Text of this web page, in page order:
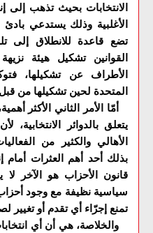
الانتخابات بحيث تذهب إلى
الأغلبية وذلك يستدعي
تضع قاعدة للانطلاق إلى
القوانين تشكيل هيئة
الأطراف عن تشكيلها،
المتحدة لحين تشكيلها من
أمّا الأمر الثاني الأكثر
يتعلق بالدوائر الانتخابية،
الأهالي والكثير من
بذلك أحد أهم العثرات أمام
قانون الأحزاب هو الآخر لا
سياسية نظيفة مع وجود أحزاب
تمنع إجرّاء أي تقدم أو تغيير
والخلاصة، هي أن أي